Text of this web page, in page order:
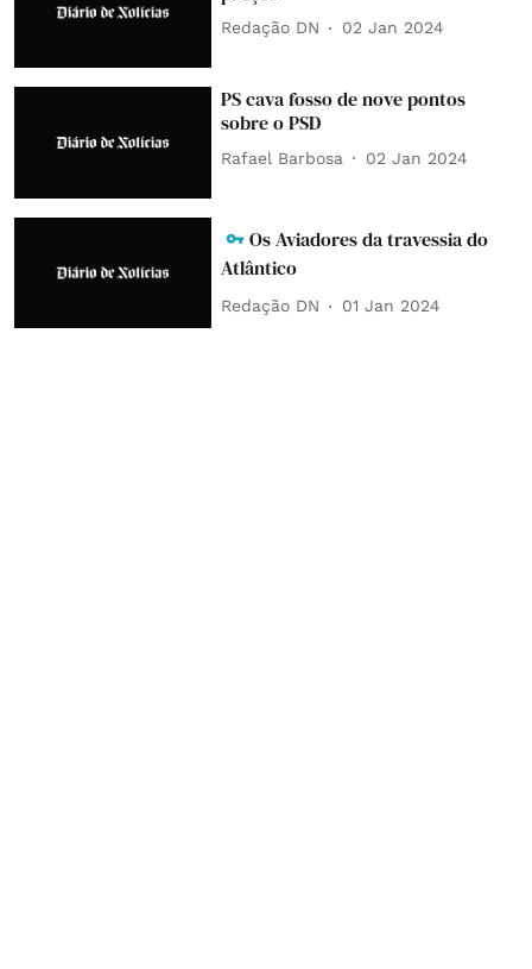
Redação DN 02 Jan 2024
PS cava fosso de nove pontos
sobre o PSD
Rafael Barbosa 02 Jan 2024
Os Aviadores da travessia do
Atlântico
Redação DN 01 Jan 2024